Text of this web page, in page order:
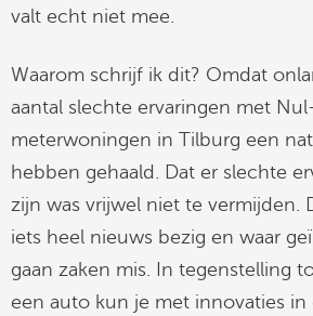
valt echt niet mee.
Waarom schrijf ik dit? Omdat
aantal slechte ervaringen met
meterwoningen in Tilburg een
hebben gehaald. Dat er slechte
zijn was vrijwel niet te vermijden.
iets heel nieuws bezig en waar
gaan zaken mis. In tegenstelling
een auto kun je met innovaties